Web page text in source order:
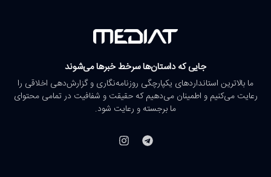
جایی که داستان‌ها سرخط خبرها می‌شوند
ما بالاترین استانداردهای یکپارچگی روزنامه‌نگاری و گزارش‌دهی اخلاقی را
رعایت می‌کنیم و اطمینان می‌دهیم که حقیقت و شفافیت در تمامی محتوای
ما برجسته و رعایت شود.